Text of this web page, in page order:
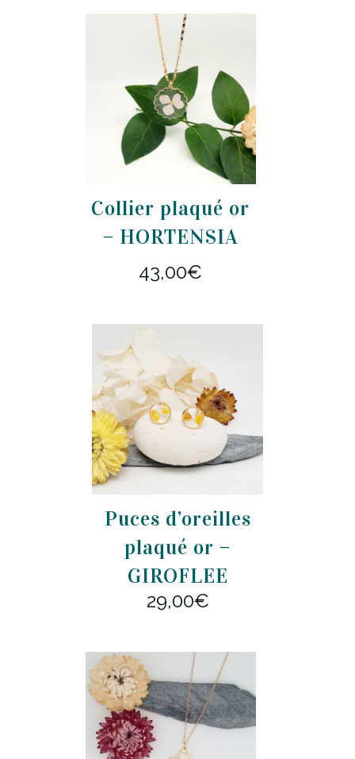
Collier plaqué or
– HORTENSIA
43,00€
Puces d’oreilles
plaqué or –
GIROFLEE
29,00€